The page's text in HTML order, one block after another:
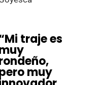
traje es
muy